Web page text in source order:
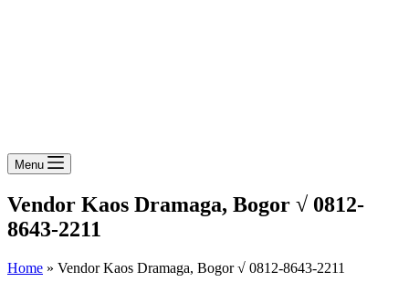
Menu
Vendor Kaos Dramaga, Bogor √ 0812-
8643-2211
Home » Vendor Kaos Dramaga, Bogor √ 0812-8643-2211